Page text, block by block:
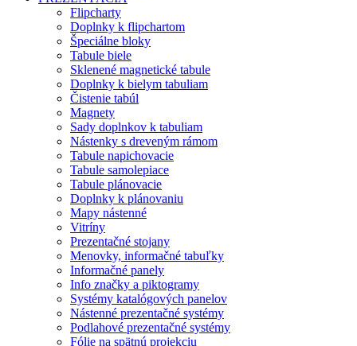
Flipcharty
Doplnky k flipchartom
Špeciálne bloky
Tabule biele
Sklenené magnetické tabule
Doplnky k bielym tabuliam
Čistenie tabúl
Magnety
Sady doplnkov k tabuliam
Nástenky s dreveným rámom
Tabule napichovacie
Tabule samolepiace
Tabule plánovacie
Doplnky k plánovaniu
Mapy nástenné
Vitríny
Prezentačné stojany
Menovky, informačné tabuľky
Informačné panely
Info značky a piktogramy
Systémy katalógových panelov
Nástenné prezentačné systémy
Podlahové prezentačné systémy
Fólie na spätnú projekciu